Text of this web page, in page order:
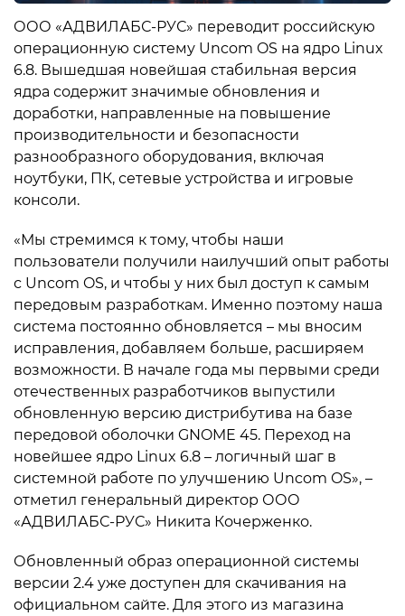
ООО «АДВИЛАБС-РУС» переводит российскую
операционную систему Uncom OS на ядро Linux
6.8. Вышедшая новейшая стабильная версия
ядра содержит значимые обновления и
доработки, направленные на повышение
производительности и безопасности
разнообразного оборудования, включая
ноутбуки, ПК, сетевые устройства и игровые
консоли.
«Мы стремимся к тому, чтобы наши
пользователи получили наилучший опыт работы
с Uncom OS, и чтобы у них был доступ к самым
передовым разработкам. Именно поэтому наша
система постоянно обновляется – мы вносим
исправления, добавляем больше, расширяем
возможности. В начале года мы первыми среди
отечественных разработчиков выпустили
обновленную версию дистрибутива на базе
передовой оболочки GNOME 45. Переход на
новейшее ядро Linux 6.8 – логичный шаг в
системной работе по улучшению Uncom OS», –
отметил генеральный директор ООО
«АДВИЛАБС-РУС» Никита Кочерженко.
Обновленный образ операционной системы
версии 2.4 уже доступен для скачивания на
официальном сайте. Для этого из магазина